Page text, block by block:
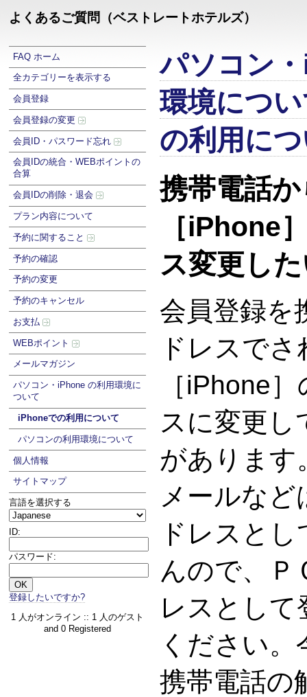
よくあるご質問（ベストレートホテルズ）
FAQ ホーム
全カテゴリーを表示する
会員登録
会員登録の変更
会員ID・パスワード忘れ
会員IDの統合・WEBポイントの
合算
会員IDの削除・退会
プラン内容について
予約に関すること
予約の確認
予約の変更
予約のキャンセル
お支払
WEBポイント
メールマガジン
パソコン・iPhone の利用環境に
ついて
iPhoneでの利用について
パソコンの利用環境について
個人情報
サイトマップ
言語を選択する
ID:
パスワード:
登録したいですか?
1 人がオンライン :: 1 人のゲスト
and 0 Registered
パソコン
環境につ
の利用に
携帯電話
［iPhone
ス変更し
会員登録を
ドレスで
［iPhone
スに変更し
があります
メールなど
ドレスと
んので、Ｐ
レスとして
ください
携帯電話の